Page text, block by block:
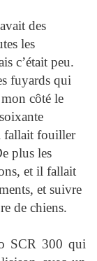
des
les
c’était peu.
fuyards qui
mon côté le
fallait fouiller
plus les
et il fallait
et suivre
de chiens.
SCR 300 qui